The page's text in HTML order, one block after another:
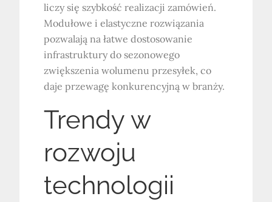
liczy się szybkość realizacji zamówień.
Modułowe i elastyczne rozwiązania
pozwalają na łatwe dostosowanie
infrastruktury do sezonowego
zwiększenia wolumenu przesyłek, co
daje przewagę konkurencyjną w branży.
Trendy w
rozwoju
technologii